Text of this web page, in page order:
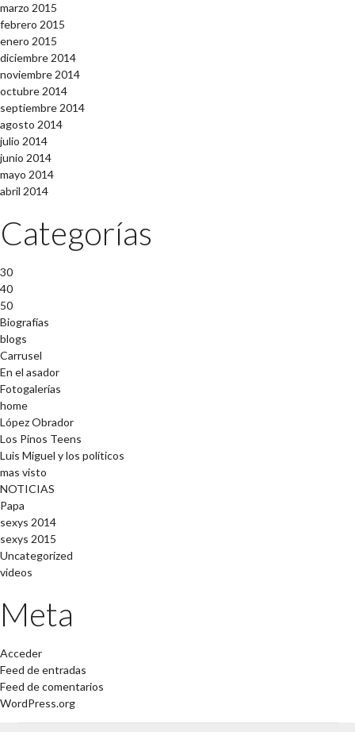
marzo 2015
febrero 2015
enero 2015
diciembre 2014
noviembre 2014
octubre 2014
septiembre 2014
agosto 2014
julio 2014
junio 2014
mayo 2014
abril 2014
Categorías
30
40
50
Biografías
blogs
Carrusel
En el asador
Fotogalerías
home
López Obrador
Los Pinos Teens
Luis Miguel y los políticos
mas visto
NOTICIAS
Papa
sexys 2014
sexys 2015
Uncategorized
videos
Meta
Acceder
Feed de entradas
Feed de comentarios
WordPress.org